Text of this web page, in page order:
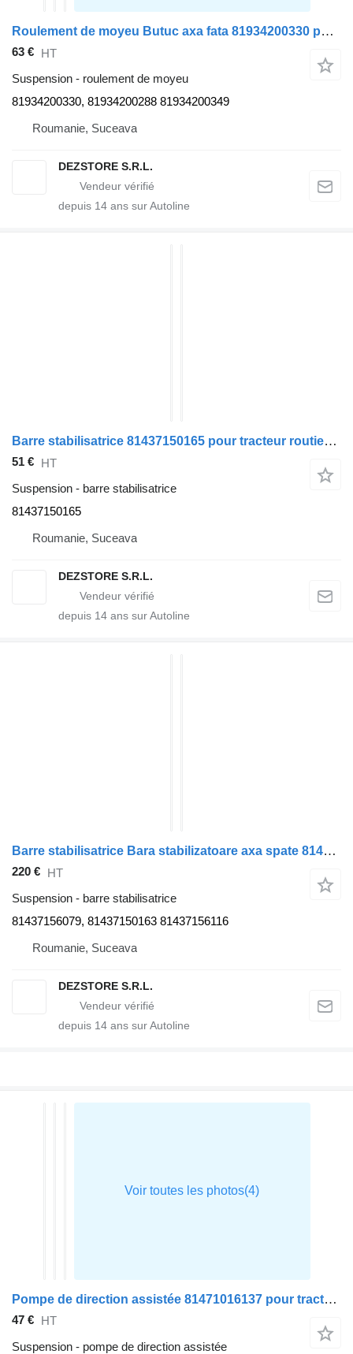
Roulement de moyeu Butuc axa fata 81934200330 pour tracteur routier MAN TGX
63 € HT
Suspension - roulement de moyeu
81934200330, 81934200288 81934200349
Roumanie, Suceava
DEZSTORE S.R.L.
depuis 14 ans sur Autoline
Barre stabilisatrice 81437150165 pour tracteur routier MAN TGX
51 € HT
Suspension - barre stabilisatrice
81437150165
Roumanie, Suceava
DEZSTORE S.R.L.
depuis 14 ans sur Autoline
Barre stabilisatrice Bara stabilizatoare axa spate 81437156079 pour tracteur routier MAN TGX
220 € HT
Suspension - barre stabilisatrice
81437156079, 81437150163 81437156116
Roumanie, Suceava
DEZSTORE S.R.L.
depuis 14 ans sur Autoline
Pompe de direction assistée 81471016137 pour tracteur routier MAN TGX
47 €
HT
Suspension - pompe de direction assistée